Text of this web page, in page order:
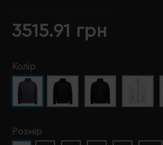
3515.91 грн
Колір
Розмір